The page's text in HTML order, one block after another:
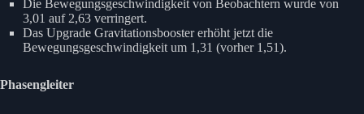
Die Bewegungsgeschwindigkeit von Beobachtern wurde von
3,01 auf 2,63 verringert.
Das Upgrade Gravitationsbooster erhöht jetzt die
Bewegungsgeschwindigkeit um 1,31 (vorher 1,51).
Phasengleiter